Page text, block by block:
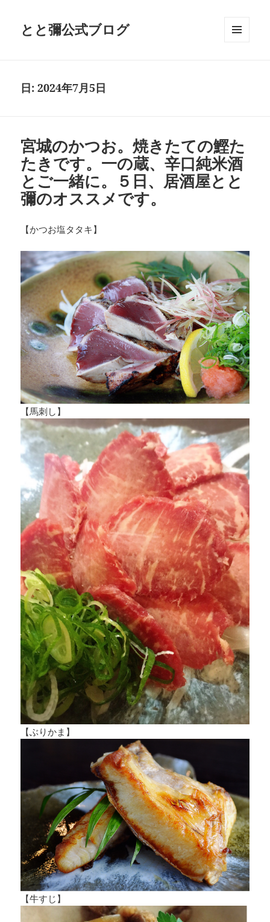
とと彌公式ブログ
日:2024年7月5日
宮城のかつお。焼きたての鰹た
たきです。一の蔵、辛口純米酒
とご一緒に。５日、居酒屋とと
彌のオススメです。
【かつお塩タタキ】
【馬刺し】
【ぶりかま】
【牛すじ】